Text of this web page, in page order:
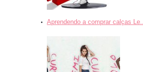
Aprendendo a comprar calças Le...